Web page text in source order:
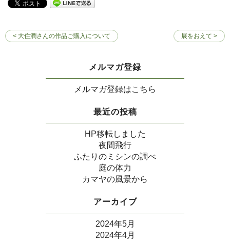
< 大住潤さんの作品ご購入について 展をおえて >
メルマガ登録
メルマガ登録はこちら
最近の投稿
HP移転しました
夜間飛行
ふたりのミシンの調べ
庭の体力
カマヤの風景から
アーカイブ
2024年5月
2024年4月